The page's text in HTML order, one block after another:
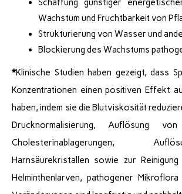
Schaffung günstiger
Wachstum und Fruchtbarkeit von
Strukturierung von Wasser und
Blockierung des Wachstums
*Klinische Studien haben gezeigt, dass
Konzentrationen einen positiven Effekt
haben, indem sie die Blutviskosität
Drucknormalisierung, Auflösung von
Cholesterinablagerungen,
Harnsäurekristallen sowie zur
Helminthenlarven, pathogener